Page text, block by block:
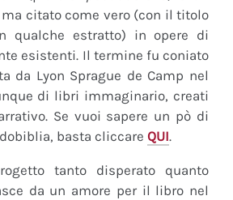
citato come vero (con il titolo
qualche estratto) in opere di
esistenti. Il termine fu coniato
da Lyon Sprague de Camp nel
di libri immaginario, creati
Se vuoi sapere un pò di
basta cliccare QUI.
tanto disperato quanto
da un amore per il libro nel